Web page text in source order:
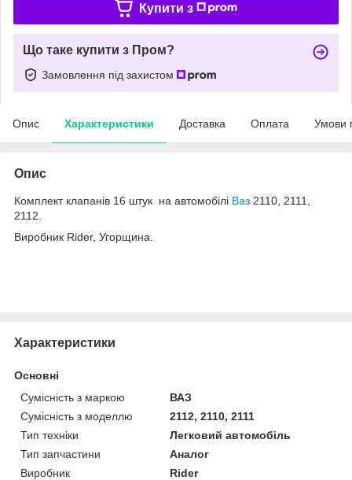
Купити з
Що таке купити з Пром?
Замовлення під захистом
Опис Характеристики Доставка Оплата Умови
Опис
Комплект клапанів 16 штук на автомобілі Ваз 2110, 2111,
2112.
Виробник Rider, Угорщина.
Характеристики
Основні
Сумісність з маркою
ВАЗ
Сумісність з моделлю
2112, 2110, 2111
Тип техніки
Легковий автомобіль
Тип запчастини
Аналог
Виробник
Rider